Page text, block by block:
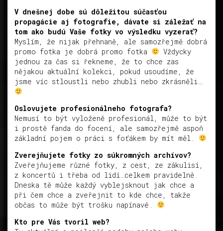
V dnešnej dobe sú dôležitou súčasťou
propagácie aj fotografie, dávate si záležať na
tom ako budú Vaše fotky vo výsledku vyzerať?
Myslím, že nijak přehnaně, ale samozřejmě dobrá
promo fotka je dobrá promo fotka
Vždycky
jednou za čas si řekneme, že to chce zas
nějakou aktuální kolekci, pokud usoudíme, že
jsme víc stloustli nebo zhubli nebo zkrásněli…
Oslovujete profesionálneho fotografa?
Nemusí to být vyloženě profesionál, může to být
i prostě fanda do focení, ale samozřejmě aspoň
základní pojem o práci s foťákem by mít měl.
Zverejňujete fotky zo súkromných archívov?
Zveřejňujeme různé fotky, z cest, ze zákulisí,
z koncertů i třeba od lidí…celkem pravidelně.
Dneska tě může každý vyblejsknout jak chce a
při čem chce a zveřejnit to kde chce, takže
občas to může být trošku napínavé.
Kto pre Vás tvoril web?